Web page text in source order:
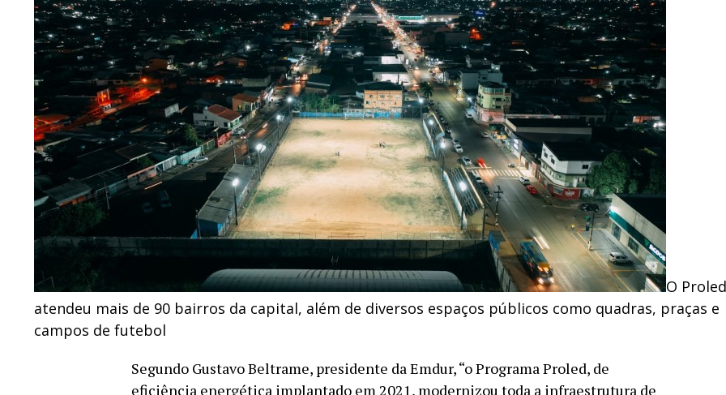
O
atendeu mais de 90 bairros da capital, além de diversos espaços públicos como quadras, praças e
campos de futebol
Segundo Gustavo Beltrame, presidente da Emdur, “o Programa Proled, de
eficiência energética implantado em 2021, modernizou toda a infraestrutura de